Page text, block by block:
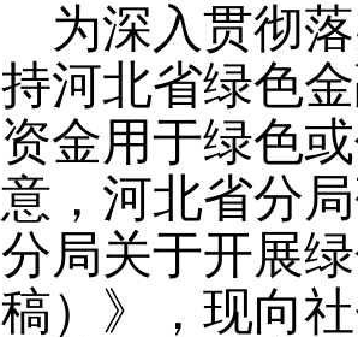
为深入贯彻
持河北省绿色
资金用于绿色
意，河北省分
分局关于开展
稿）》，现向